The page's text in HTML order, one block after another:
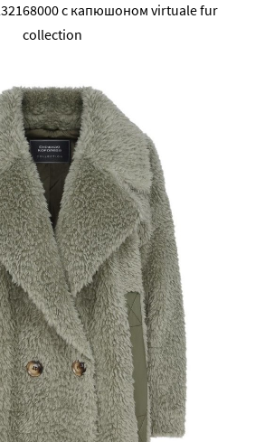
с капюшоном virtuale fur
collection